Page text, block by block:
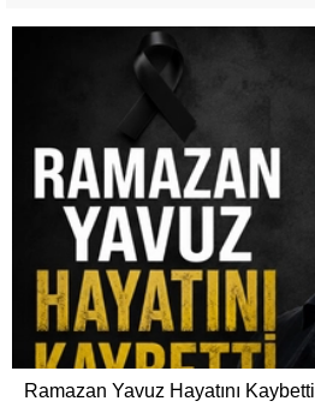
Ramazan Yavuz Hayatını Kaybetti